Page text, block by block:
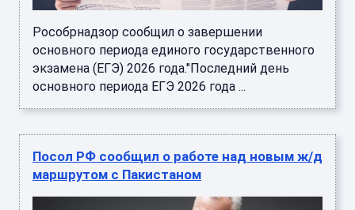
Рособрнадзор сообщил о завершении
основного периода единого государственного
экзамена (ЕГЭ) 2026 года."Последний день
основного периода ЕГЭ 2026 года ...
Посол РФ сообщил о работе над новым ж/д
маршрутом с Пакистаном